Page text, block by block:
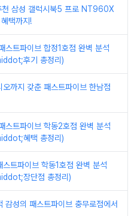
삼성 갤럭시북5 프로 NT960X
택까지!
스트파이브 합정1호점 완벽 분석
후기 총정리)
까지 갖춘 패스트파이브 한남점
스트파이브 학동2호점 완벽 분석
혜택 총정리)
트파이브 학동1호점 완벽 분석
장단점 총정리)
감성의 패스트파이브 충무로점에서